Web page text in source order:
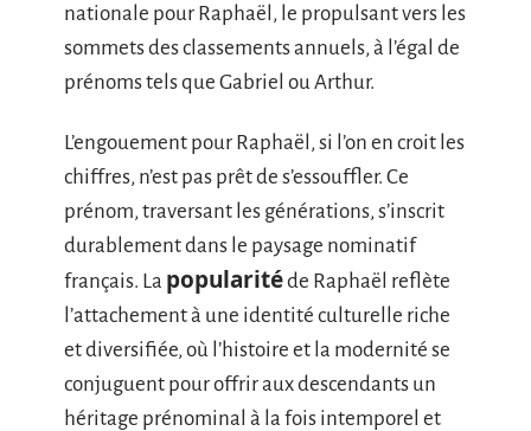
nationale pour Raphaël, le propulsant vers les
sommets des classements annuels, à l’égal de
prénoms tels que Gabriel ou Arthur.
L’engouement pour Raphaël, si l’on en croit les
chiffres, n’est pas prêt de s’essouffler. Ce
prénom, traversant les générations, s’inscrit
durablement dans le paysage nominatif
français. La popularitéde Raphaël reflète
l’attachement à une identité culturelle riche
et diversifiée, où l’histoire et la modernité se
conjuguent pour offrir aux descendants un
héritage prénominal à la fois intemporel et